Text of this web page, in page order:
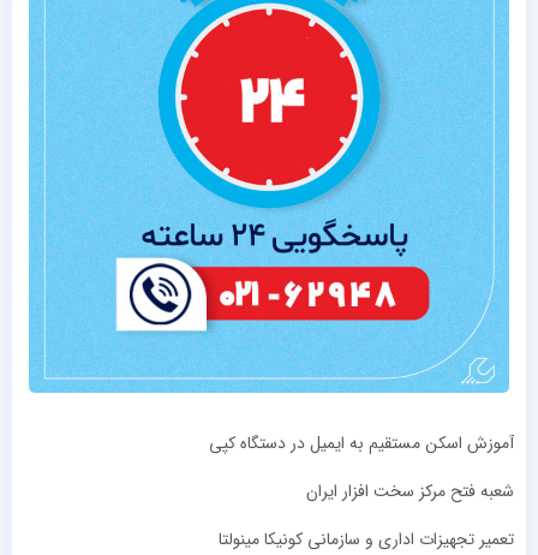
آموزش اسکن مستقیم به ایمیل در دستگاه کپی
شعبه فتح مرکز سخت ‌افزار ایران
تعمیر تجهیزات اداری و سازمانی کونیکا مینولتا